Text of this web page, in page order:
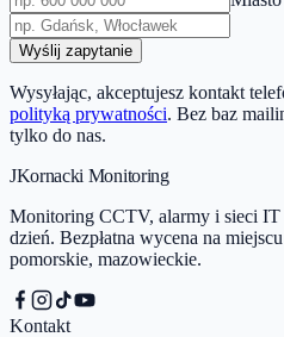
Wyślij zapytanie
Wysyłając, akceptujesz kontakt
polityką prywatności. Bez baz
tylko do nas.
JKornacki Monitoring
Monitoring CCTV, alarmy i sieci
dzień. Bezpłatna wycena na
pomorskie, mazowieckie.
Kontakt